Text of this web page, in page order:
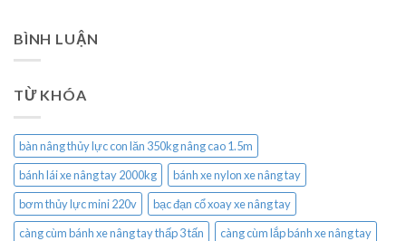
BÌNH LUẬN
TỪ KHÓA
bàn nâng thủy lực con lăn 350kg nâng cao 1.5m
bánh lái xe nâng tay 2000kg
bánh xe nylon xe nâng tay
bơm thủy lực mini 220v
bạc đạn cổ xoay xe nâng tay
càng cùm bánh xe nâng tay thấp 3 tấn
càng cùm lắp bánh xe nâng tay